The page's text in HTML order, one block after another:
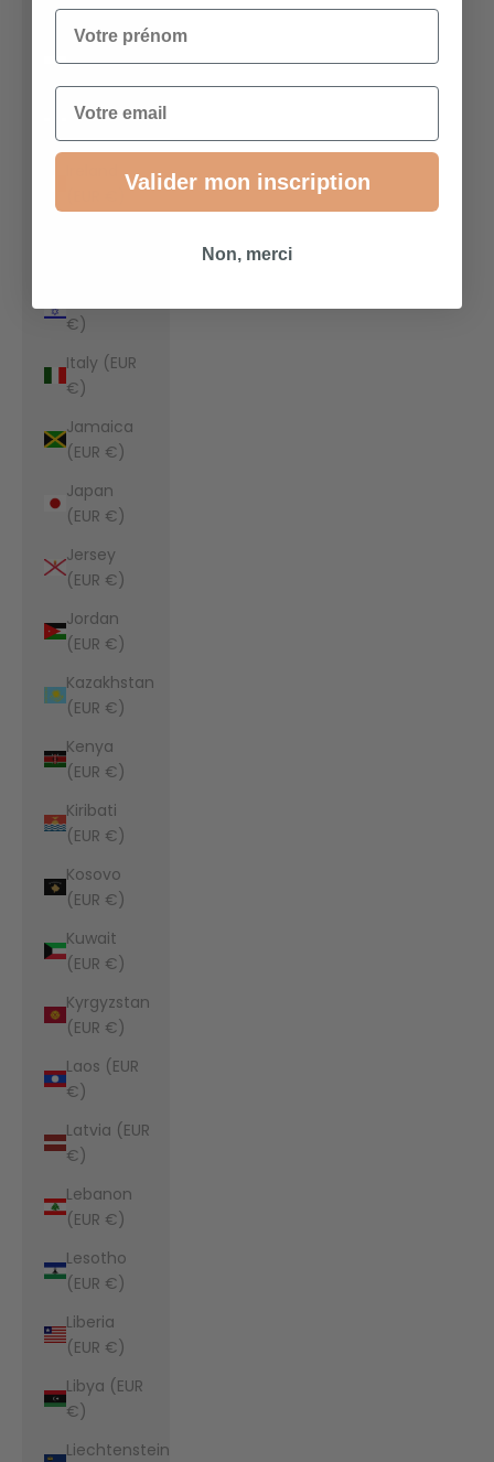
Indonesia
(EUR €)
Iraq (EUR
€)
Italy (EUR
€)
Jamaica
(EUR €)
Japan
(EUR €)
Jersey
(EUR €)
Jordan
(EUR €)
Kazakhstan
(EUR €)
Kenya
(EUR €)
Kiribati
(EUR €)
Kosovo
(EUR €)
Kuwait
(EUR €)
Kyrgyzstan
(EUR €)
Laos (EUR
€)
Latvia (EUR
€)
Lebanon
(EUR €)
Lesotho
(EUR €)
Liberia
(EUR €)
Libya (EUR
€)
Liechtenstein
Votre prénom
Email
Valider mon inscription
Non, merci